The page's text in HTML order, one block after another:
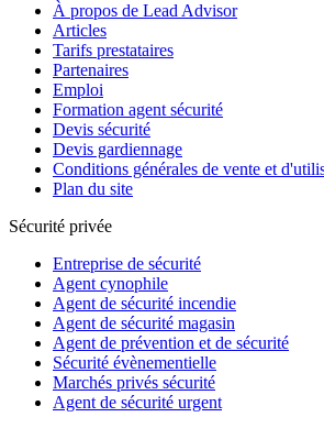
À propos de Lead Advisor
Articles
Tarifs prestataires
Partenaires
Emploi
Formation agent sécurité
Devis sécurité
Devis gardiennage
Conditions générales de vente et
Plan du site
Sécurité privée
Entreprise de sécurité
Agent cynophile
Agent de sécurité incendie
Agent de sécurité magasin
Agent de prévention et de sécurité
Sécurité évènementielle
Marchés privés sécurité
Agent de sécurité urgent